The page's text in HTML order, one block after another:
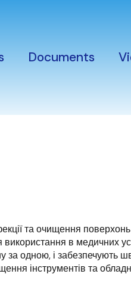
Documents
та очищення
використання в медичних
за одною, і забезпечують
інструментів та